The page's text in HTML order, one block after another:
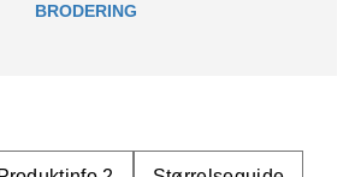
BRODERING